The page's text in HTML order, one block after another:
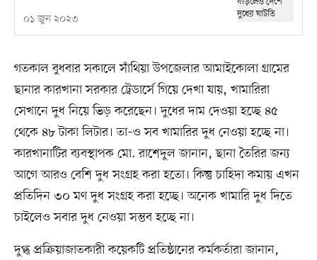
০১ জুন ২০২৩
গতকাল বুধবার সকালে সাঁথিয়া উপজেলার আমাইকোলা গ্রামের
ছানার কারখানা সরকার ট্রেডার্সে গিয়ে দেখা যায়, খামারিরা
সেখানে দুধ নিয়ে ভিড় করেছেন। দুধের দাম দেওয়া হচ্ছে ৪৫
থেকে ৪৮ টাকা লিটার। তা–ও সব খামারির দুধ নেওয়া হচ্ছে না।
কারখানাটির ব্যবস্থাপক মো. রাশেদুল জানান, ছানা তৈরির জন্য
আগে আরও বেশি দুধ সংগ্রহ করা হতো। কিন্তু চাহিদা কমায় এখন
প্রতিদিন ৩০ মণ দুধ সংগ্রহ করা হচ্ছে। অনেক খামারি দুধ দিতে
চাইলেও সবার দুধ নেওয়া সম্ভব হচ্ছে না।
দুগ্ধ প্রক্রিয়াজাতকারী কয়েকটি প্রতিষ্ঠানের কর্মকর্তারা জানান,